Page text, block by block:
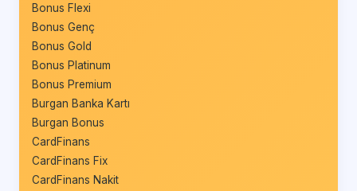
Bonus Flexi
Bonus Genç
Bonus Gold
Bonus Platinum
Bonus Premium
Burgan Banka Kartı
Burgan Bonus
CardFinans
CardFinans Fix
CardFinans Nakit